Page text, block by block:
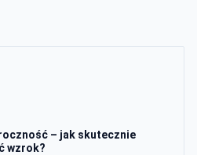
– jak skutecznie
wzrok?